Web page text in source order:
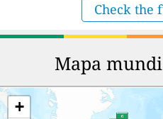
Check the
Mapa
+